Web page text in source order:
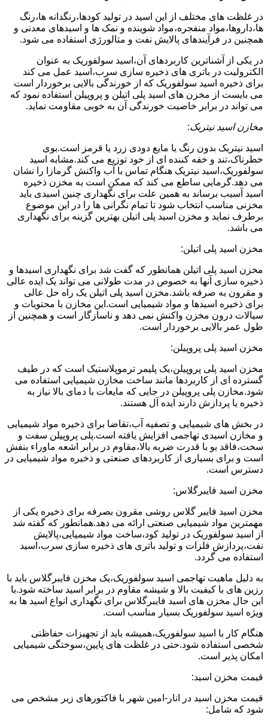
در غلظت های مختلف از این اسید در تولید کودها،رنگدانه ها،رنگ
ها،داروها،مواد منفجره،مواد شوینده و نمک ها و اسیدهای معدنی و
همچنین در فرآیندهای پالایش نفت و متالورژی استفاده می شود.
در یکی از آشناترین کاربردهای آن،اسید سولفوریک به عنوان
الکترولیت در باتری های ذخیره سازی سرب،اسید عمل می کند
برای ذخیره اسید سولفوریک که از خورندگی بالایی برخوردار است
می بایست از مخزن های اسید پلی اتیلن و پروپیلن استفاده نمود که
می تواند در برابر خاصیت خورندگی آن به خوبی مقاومت نماید.
مخازن اسید نیتریک:
اسید نیتریک بدون رنگ یا مایع دودی زرد یا قرمز است.بوی
خطرناک،تند و خفه کننده ای از خود توزیع می کند.مشابه اسید
سولفوریک،اسید نیتریک هنگام تماس با آب واکنش گرمازا را نشان
می دهد.گرمایی ساطع می کند که ممکن است به مخزن ذخیره
اسید آسیب برساند به همین علت برای نگهداری چنین اسیدی باید
مخزنی مناسب انتخاب شود تا تمام نگرانی ها را در این موضوع
برطرف نماید و مخزن اسید پلی اتیلن بهترین گزینه برای نگهداری
می باشد.
مخزن اسید پلی اتیلن:
مخزن اسید پلی اتیلن همانطور که گفت شد برای نگهداری اسیدها و
ذخیره سازی آنها به خصوص در مدت طولانی می تواند یک ایده عالی
و مقرون به صرفه باشد.مخزن اسید پلی اتیلن یک راه حل عالی
برای ذخیره اسیدها و مواد شیمیایی است.این مخازن با محتویات و
سیالات درون مخزن واکنش نمی دهد و ناسازگار است و همچنین از
طول عمر بالایی برخوردار است.
مخزن اسید پلی پروپیلن:
مخزن اسید پلی پروپیلن،یک پلیمر ترموپلاستیک است که در طیف
گسترده ای از کاربردها مانند ساخت مخازن شیمیایی استفاده می
شود.مخازن پلی پروپیلن در جایی که مایعات با دمای بالا نیاز به
ذخیره یا پردازش دارند ایده آل هستند.
در بخش های شیمیایی و تصفیه آب،تقاضا برای ذخیره مواد شیمیایی
و مخازن اسیدی تهاجمی افزایش یافته است.پلی پروپیلن سفت و
سخت،فاقد بو با قدرت ضربه بالا،مقاوم در برابر اشعه ماوراء بنفش
است و برای بسیاری از کاربردهای صنعتی و ذخیره مواد شیمیایی در
دسترس است.
مخزن اسید فایبرگلاس:
مخزن اسید فایبر گلاس روشی مقرون بصرفه برای ذخیره یکی از
مهمترین مواد شیمیایی صنعتی ارائه می دهد.همانطور که گفته شد
از اسید سولفوریک در تولید کود،ساخت مواد شیمیایی،پالایش
نفت،پردازش فلزات و تولید باتری های ذخیره سازی سرب،اسید
استفاده می گردد.
به دلیل ماهیت تهاجمی اسید سولفوریک،یک مخزن فایبرگلاس باید با
رزین های با کیفیت بالا و شیشه مقاوم در برابر اسید ساخته شود.با
این حال مخزن های اسید فایبرگلاس برای نگهداری انواع اسید ها به
ویژه اسید سولفوریک بسیار مناسب است.
هنگام کار با اسید سولفوریک،همیشه باید از تجهیزات حفاظتی
شخصی استفاده شود.حتی در غلظت های پایین،سوختگی شیمیایی
امکان پذیر است.
قیمت مخزن اسید:
قیمت مخزن اسید در انار-امین شهر با فاکتورهای زیر مشخص می
شود که شامل: